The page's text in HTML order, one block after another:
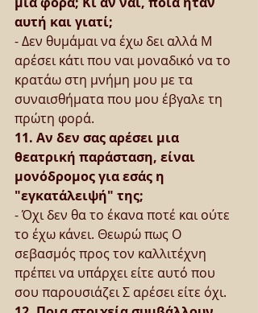
αυτή και γιατί;
- Δεν θυμάμαι να έχω δει αλλά Μ
αρέσει κάτι που ναι μοναδικό να το
κρατάω στη μνήμη μου με τα
συναισθήματα που μου έβγαλε τη
πρώτη φορά.
11. Αν δεν σας αρέσει μια
θεατρική παράσταση, είναι
μονόδρομος για εσάς η
"εγκατάλειψή" της;
- Όχι δεν θα το έκανα ποτέ και ούτε
το έχω κάνει. Θεωρώ πως Ο
σεβασμός προς τον καλλιτέχνη
πρέπει να υπάρχει είτε αυτό που
σου παρουσιάζει Σ αρέσει είτε όχι.